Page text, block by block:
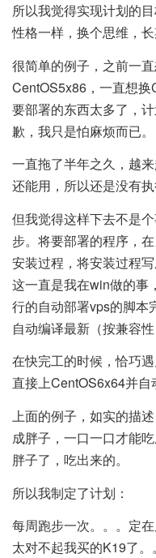
所以我觉得实现计划的
性格一样，换个思维，长
很简单的例子，之前一
CentOS5x86，一直想
要部署的东西太多了，
歉，我只是怕麻烦而已。
一直拖了半年之久，越
还能用，所以还是没有执
但我觉得这样下去不是
步。将要部署的程序，
安装过程，将安装过程
这一直是我在win做的事
行的自动部署vps的脚本
自动编译最新（按兼容性
在快完工的时候，恰巧
直接上CentOS6x64并自
上面的例子，如实的描
成胖子，一口一口才能
胖子了，吃出来的。
所以我制定了计划：
每周跑步一次。。。定
太对不起我买的K19了。